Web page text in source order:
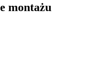
montażu